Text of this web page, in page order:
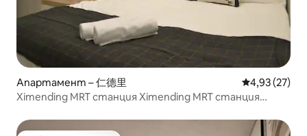
Апартамент – 仁德里 Средна
4,93 (27)
Ximending MRT станция Ximending MRT станция
на балкона (ново обзавеждане) Опростено